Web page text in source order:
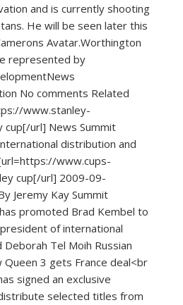
and is currently shooting
He will be seen later this
Avatar.Worthington
represented by
No comments Related
www.stanley-
cup[/url] News Summit
distribution and
https://www.cups-
cup[/url] 2009-09-
Jeremy Kay Summit
promoted Brad Kembel to
of international
Tel Moih Russian
Queen 3 gets France deal<br
signed an exclusive
selected titles from